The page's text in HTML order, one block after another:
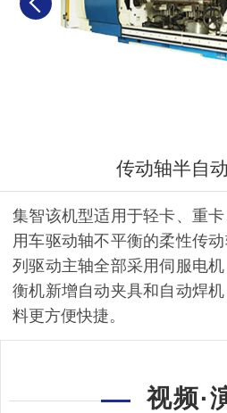
传动轴半自
集智该机型适用于轻卡、重
用车驱动轴不平衡的柔性传
列驱动主轴全部采用伺服电
衡机新增自动夹具和自动焊
料更方便快捷。
视频·